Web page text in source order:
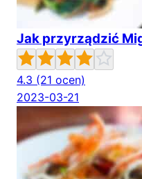
Jak przyrządzić
4.3 (21 ocen)
2023-03-21